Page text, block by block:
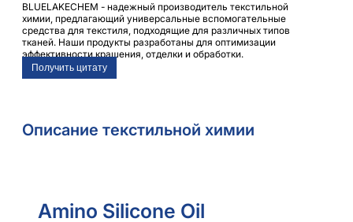
BLUELAKECHEM - надежный производитель текстильной
химии, предлагающий универсальные вспомогательные
средства для текстиля, подходящие для различных типов
тканей. Наши продукты разработаны для оптимизации
эффективности крашения, отделки и обработки.
Получить цитату
Описание текстильной химии
Amino Silicone Oil